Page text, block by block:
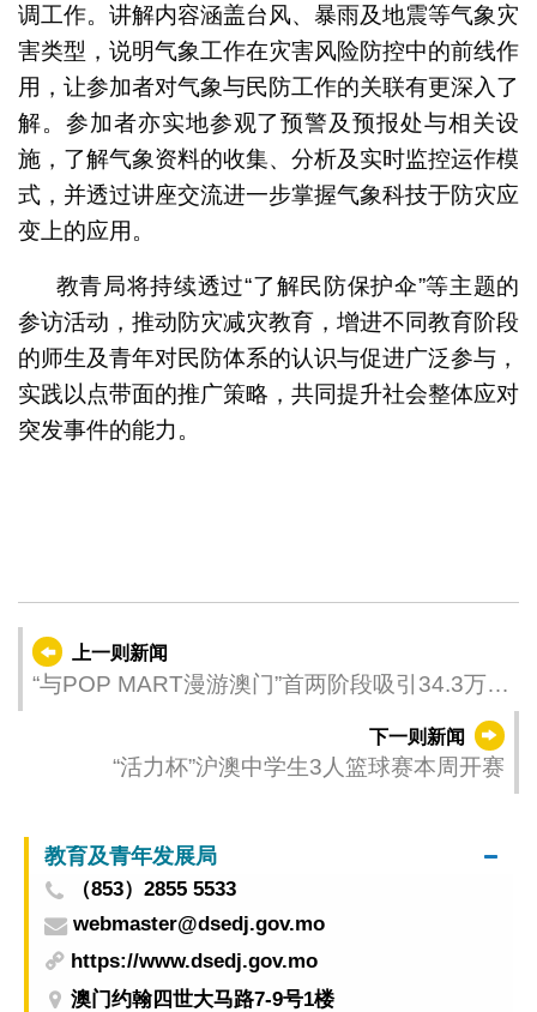
调工作。讲解内容涵盖台风、暴雨及地震等气象灾
害类型，说明气象工作在灾害风险防控中的前线作
用，让参加者对气象与民防工作的关联有更深入了
解。参加者亦实地参观了预警及预报处与相关设
施，了解气象资料的收集、分析及实时监控运作模
式，并透过讲座交流进一步掌握气象科技于防灾应
变上的应用。
教青局将持续透过“了解民防保护伞”等主题的
参访活动，推动防灾减灾教育，增进不同教育阶段
的师生及青年对民防体系的认识与促进广泛参与，
实践以点带面的推广策略，共同提升社会整体应对
突发事件的能力。
上一则新闻
“与POP MART漫游澳门”首两阶段吸引34.3万人
下一则新闻
“活力杯”沪澳中学生3人篮球赛本周开赛
教育及青年发展局
（853）2855 5533
webmaster@dsedj.gov.mo
https://www.dsedj.gov.mo
澳门约翰四世大马路7-9号1楼